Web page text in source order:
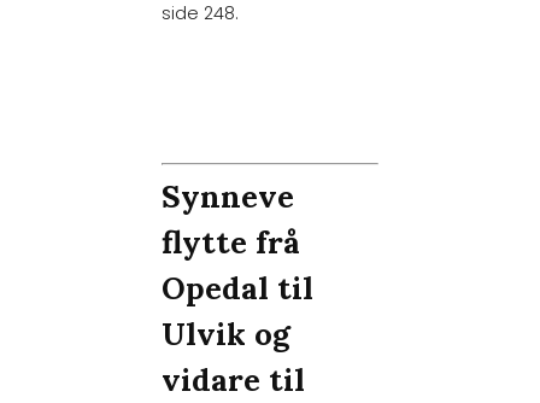
side 248.
Synneve
flytte frå
Opedal til
Ulvik og
vidare til